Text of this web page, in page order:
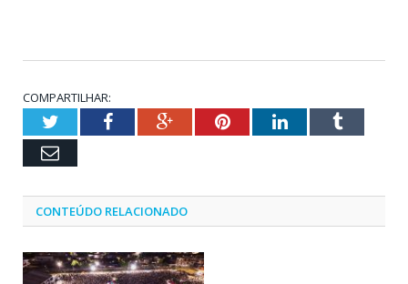
COMPARTILHAR:
TwitterFacebookGoogle+PinterestLinkedInTumblr
Email
CONTEÚDO RELACIONADO